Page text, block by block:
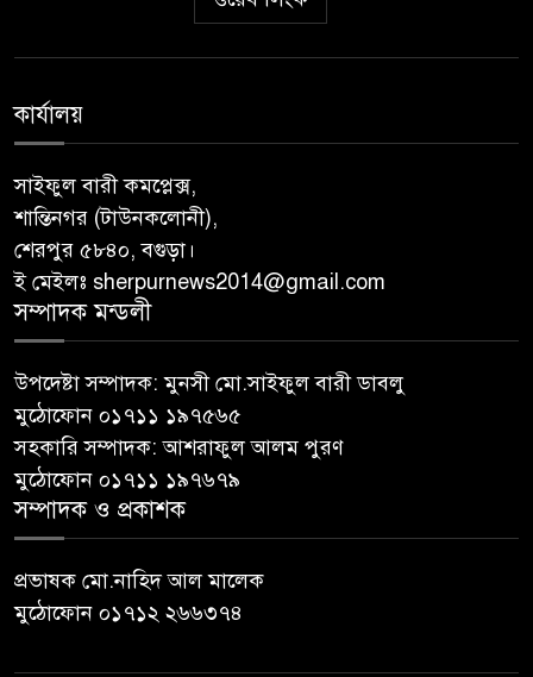
কার্যালয়
সাইফুল বারী কমপ্লেক্স,
শান্তিনগর (টাউনকলোনী),
শেরপুর ৫৮৪০, বগুড়া।
ই মেইলঃ sherpurnews2014@gmail.com
সম্পাদক মন্ডলী
উপদেষ্টা সম্পাদক: মুনসী মো.সাইফুল বারী ডাবলু
মুঠোফোন ০১৭১১ ১৯৭৫৬৫
সহকারি সম্পাদক: আশরাফুল আলম পুরণ
মুঠোফোন ০১৭১১ ১৯৭৬৭৯
সম্পাদক ও প্রকাশক
প্রভাষক মো.নাহিদ আল মালেক
মুঠোফোন ০১৭১২ ২৬৬৩৭৪